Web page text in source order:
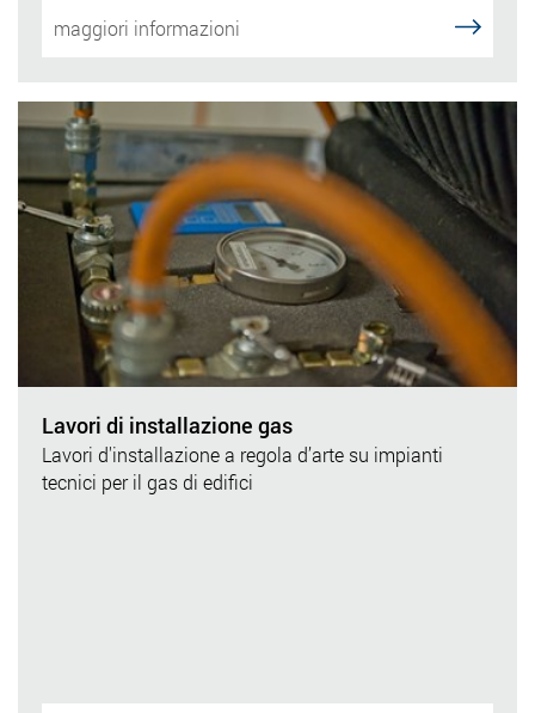
maggiori informazioni
Lavori di installazione gas
Lavori d'installazione a regola d’arte su impianti
tecnici per il gas di edifici